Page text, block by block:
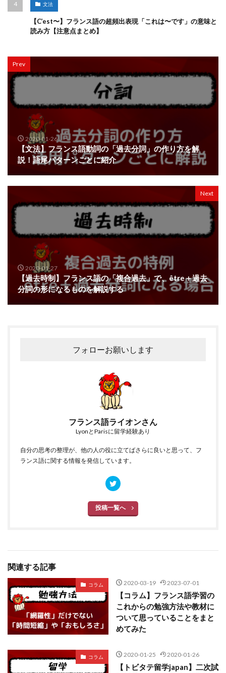
文法
【C’est〜】フランス語の超頻出表現「これは〜です」の意味と
読み方【注意点まとめ】
Prev
2020-01-26
【文法】フランス語動詞の「過去分詞」の作り方を解
説！語尾パターンごとに紹介
Next
2020-01-27
【過去時制】フランス語の「複合過去」で、être＋過去
分詞の形になるものを解説する
フォローお願いします
フランス語ライオンさん
LyonとParisに留学経験あり
自分の思考の整理が、他の人の役に立てばさらに良いと思って、フ
ランス語に関する情報を発信しています。
投稿一覧へ
関連する記事
コラム 2020-03-19 2023-07-01
【コラム】フランス語学習の
これからの勉強方法や教材に
ついて思っていることをまと
めてみた
コラム 2020-01-25 2020-01-26
【トビタテ留学japan】二次試